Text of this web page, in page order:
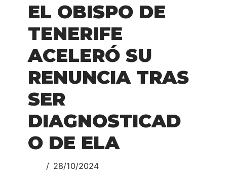
EL OBISPO DE
TENERIFE
ACELERÓ SU
RENUNCIA TRAS
SER
DIAGNOSTICAD
O DE ELA
28/10/2024